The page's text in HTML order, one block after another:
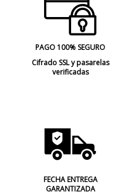
PAGO 100% SEGURO
Cifrado SSL y pasarelas
verificadas
FECHA ENTREGA
GARANTIZADA